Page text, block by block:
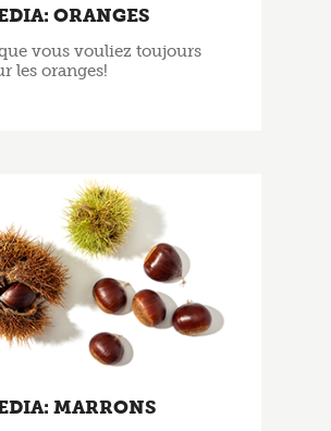
ORANGES
vous vouliez toujours
les oranges!
MARRONS